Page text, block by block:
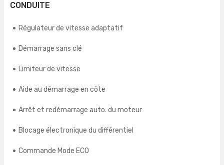
CONDUITE
Régulateur de vitesse adaptatif
Démarrage sans clé
Limiteur de vitesse
Aide au démarrage en côte
Arrêt et redémarrage auto. du moteur
Blocage électronique du différentiel
Commande Mode ECO